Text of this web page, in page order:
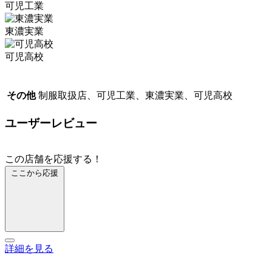
可児工業
東濃実業
可児高校
その他 制服取扱店、可児工業、東濃実業、可児高校
ユーザーレビュー
この店舗を応援する！
ここから応援
詳細を見る